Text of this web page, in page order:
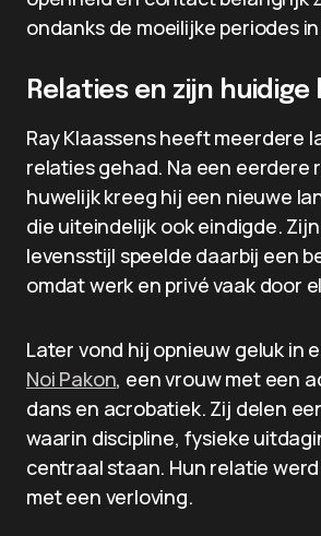
ondanks de moeilijke periodes
Relaties en zijn huidige
Ray Klaassens heeft meerdere
relaties gehad. Na een eerdere
huwelijk kreeg hij een nieuwe
die uiteindelijk ook eindigde.
levensstijl speelde daarbij een
omdat werk en privé vaak door
Later vond hij opnieuw geluk in
Noi Pakon, een vrouw met een
dans en acrobatiek. Zij delen
waarin discipline, fysieke
centraal staan. Hun relatie
met een verloving.